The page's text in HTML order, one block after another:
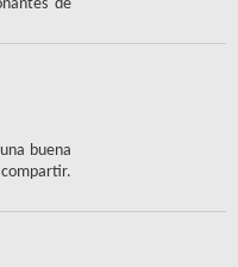
de
buena